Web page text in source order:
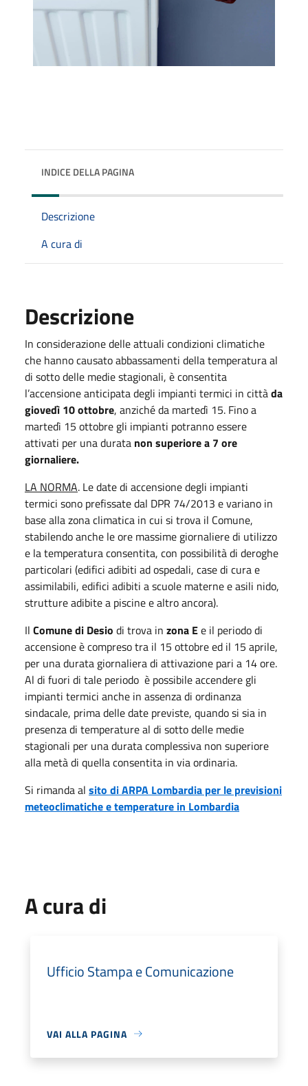
INDICE DELLA PAGINA
Descrizione
A cura di
Descrizione
In considerazione delle attuali condizioni climatiche
che hanno causato abbassamenti della temperatura al
di sotto delle medie stagionali, è consentita
l’accensione anticipata degli impianti termici in cittàda
giovedì 10 ottobre, anziché da martedì 15. Fino a
martedì 15 ottobre gli impianti potranno essere
attivati per una durata non superiore a 7 ore
giornaliere.
LA NORMA. Le date di accensione degli impianti
termici sono prefissate dal DPR 74/2013 e variano in
base alla zona climatica in cui si trova il Comune,
stabilendo anche le ore massime giornaliere di utilizzo
e la temperatura consentita, con possibilità di deroghe
particolari (edifici adibiti ad ospedali, case di cura e
assimilabili, edifici adibiti a scuole materne e asili nido,
strutture adibite a piscine e altro ancora).
Il Comune di Desio di trova in zona Ee il periodo di
accensione è compreso tra il 15 ottobre ed il 15 aprile,
per una durata giornaliera di attivazione pari a 14 ore.
Al di fuori di tale periodo è possibile accendere gli
impianti termici anche in assenza di ordinanza
sindacale, prima delle date previste, quando si sia in
presenza di temperature al di sotto delle medie
stagionali per una durata complessiva non superiore
alla metà di quella consentita in via ordinaria.
Si rimanda al sito di ARPA Lombardia per le previsioni
meteoclimatiche e temperature in Lombardia
A cura di
Ufficio Stampa e Comunicazione
VAI ALLA PAGINA